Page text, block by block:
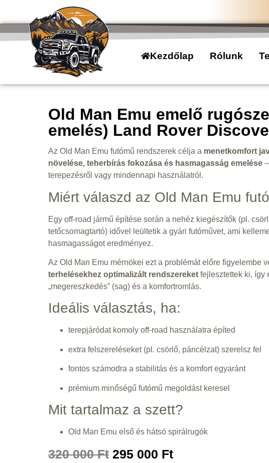
Kezdőlap Rólunk
Old Man Emu emelő
emelés) Land Rover
Az Old Man Emu futómű rendszerek célja a menetkomfort
növelése, teherbírás fokozása és hasmagasság emelése
terepezésről vagy mindennapi használatról.
Miért válaszd az Old Man Emu
Egy off-road jármű építése során a nehéz kiegészítők (pl.
tetőcsomagtartó) idővel leültetik a gyári futóművet, ami
hasmagasságot eredményez.
Az Old Man Emu mérnökei ezt a problémát előre figyelembe
terhelésekhez optimalizált rendszereket fejlesztettek ki, így
„megereszkedés” (sag) és a komfortromlás.
Ideális választás, ha:
terepjáródat komoly off-road használatra építed
extra felszereléseket (pl. csörlő, páncélzat) szerelsz fel
fontos számodra a stabilitás és a komfort egyaránt
prémium minőségű futómű megoldást keresel
Mit tartalmaz a szett?
Old Man Emu első és hátsó spirálrugók
320 000Ft 295 000 Ft